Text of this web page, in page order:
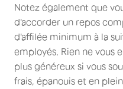
Notez également que
d'accorder un repos
d'affilée minimum à la
employés. Rien ne vous
plus généreux si vous
frais, épanouis et en